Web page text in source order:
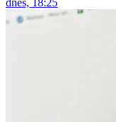
dnes, 18:25